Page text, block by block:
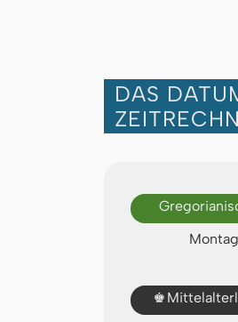
DAS
♚